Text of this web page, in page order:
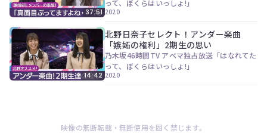
37:51
って、ぼくらはいっしょ!」
2020
14:42
北野日奈子セレクト！アンダー楽曲
「嫉妬の権利」2期生の思い
乃木坂46時間TV アベマ独占放送「はなれてた
って、ぼくらはいっしょ!」
2020
映像の無断転載・無断使用を固く禁じます。